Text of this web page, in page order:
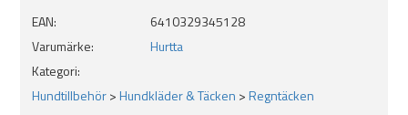
EAN:
6410329345128
Varumärke:
Hurtta
Kategori:
Hundtillbehör>Hundkläder & Täcken >Regntäcken